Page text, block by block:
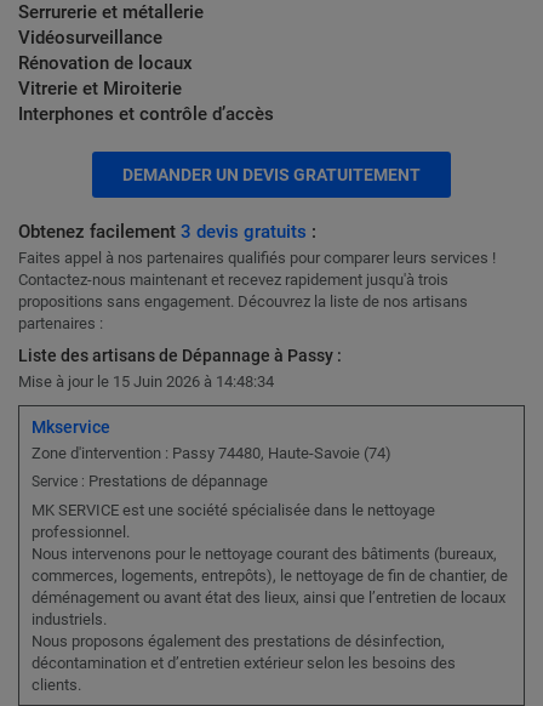
Serrurerie et métallerie
Vidéosurveillance
Rénovation de locaux
Vitrerie et Miroiterie
Interphones et contrôle d’accès
DEMANDER UN DEVIS GRATUITEMENT
Obtenez facilement 3 devis gratuits :
Faites appel à nos partenaires qualifiés pour comparer leurs services !
Contactez-nous maintenant et recevez rapidement jusqu'à trois
propositions sans engagement. Découvrez la liste de nos artisans
partenaires :
Liste des artisans de Dépannage à Passy :
Mise à jour le 15 Juin 2026 à 14:48:34
Mkservice
Zone d'intervention : Passy 74480, Haute-Savoie (74)
Service : Prestations de dépannage
MK SERVICE est une société spécialisée dans le nettoyage
professionnel.
Nous intervenons pour le nettoyage courant des bâtiments (bureaux,
commerces, logements, entrepôts), le nettoyage de fin de chantier, de
déménagement ou avant état des lieux, ainsi que l’entretien de locaux
industriels.
Nous proposons également des prestations de désinfection,
décontamination et d’entretien extérieur selon les besoins des
clients.